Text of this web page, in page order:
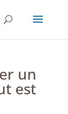
un
est